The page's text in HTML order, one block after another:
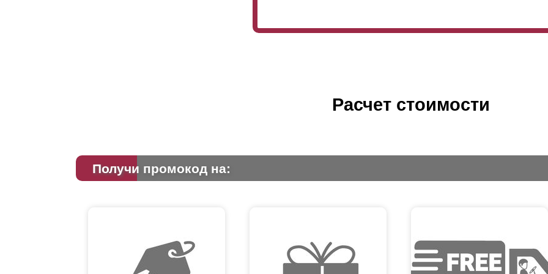
Расчет стоимости
Получи промокод на: